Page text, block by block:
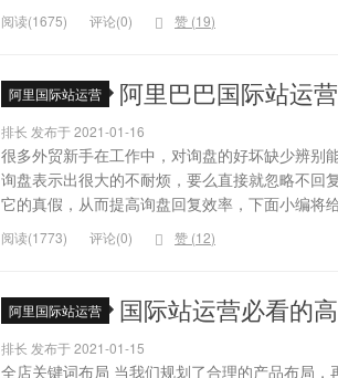
阅读(1675) 评论(0) 赞 (19)
阿里国际站运营 阿里巴巴国际站运
排长 发布于 2021-01-16
很多外贸新手在工作中，对询盘的好坏缺少辨别
询盘表示出很大的不耐烦，要么直接就忽略不回
它的真假，从而提高询盘回复效率，下面小编将
阅读(1773) 评论(0) 赞 (12)
阿里国际站运营 国际站运营必看的
排长 发布于 2021-01-15
全店关键词布局 当我们规划了合理的产品布局